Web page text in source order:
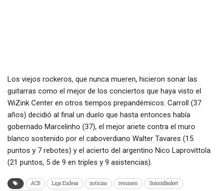
Los viejos rockeros, que nunca mueren, hicieron sonar las
guitarras como el mejor de los conciertos que haya visto el
WiZink Center en otros tiempos prepandémicos. Carroll (37
años) decidió al final un duelo que hasta entonces había
gobernado Marcelinho (37), el mejor ariete contra el muro
blanco sostenido por el caboverdiano Walter Tavares (15
puntos y 7 rebotes) y el acierto del argentino Nico Laprovittola
(21 puntos, 5 de 9 en triples y 9 asistencias).
ACB Liga Endesa noticias resumen
SomosBasket